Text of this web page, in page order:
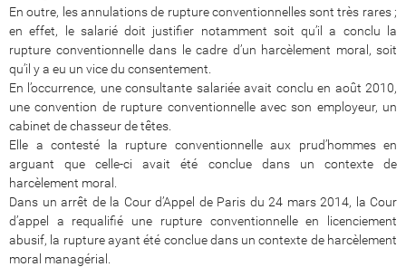
En outre, les annulations de rupture conventionnelles sont très rares ;
en effet, le salarié doit justifier notamment soit qu’il a conclu la
rupture conventionnelle dans le cadre d’un harcèlement moral, soit
qu’il y a eu un vice du consentement.
En l’occurrence, une consultante salariée avait conclu en août 2010,
une convention de rupture conventionnelle avec son employeur, un
cabinet de chasseur de têtes.
Elle a contesté la rupture conventionnelle aux prud’hommes en
arguant que celle-ci avait été conclue dans un contexte de
harcèlement moral.
Dans un arrêt de la Cour d’Appel de Paris du 24 mars 2014, la Cour
d’appel a requalifié une rupture conventionnelle en licenciement
abusif, la rupture ayant été conclue dans un contexte de harcèlement
moral managérial.